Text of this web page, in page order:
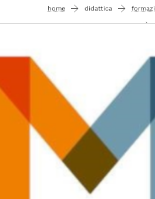
home didattica
anno accademico 2018-2019